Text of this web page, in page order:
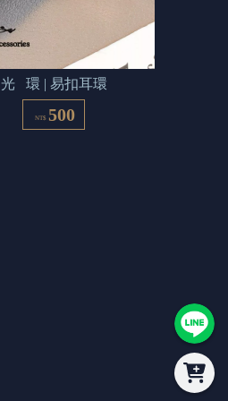
NT$ 500
光   環 | 易扣耳環